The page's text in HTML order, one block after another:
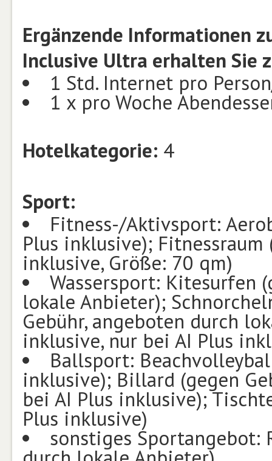
Ergänzende Informationen
Inclusive Ultra erhalten Sie
1 Std. Internet pro
1 x pro Woche
Hotelkategorie: 4
Sport:
Fitness-/Aktivsport:
Plus inklusive);
inklusive, Größe: 70 qm)
Wassersport: Kitesurfen
lokale Anbieter);
Gebühr, angeboten durch
inklusive, nur bei AI Plus
Ballsport:
inklusive); Billard (gegen
bei AI Plus inklusive);
Plus inklusive)
sonstiges Sportangebot: